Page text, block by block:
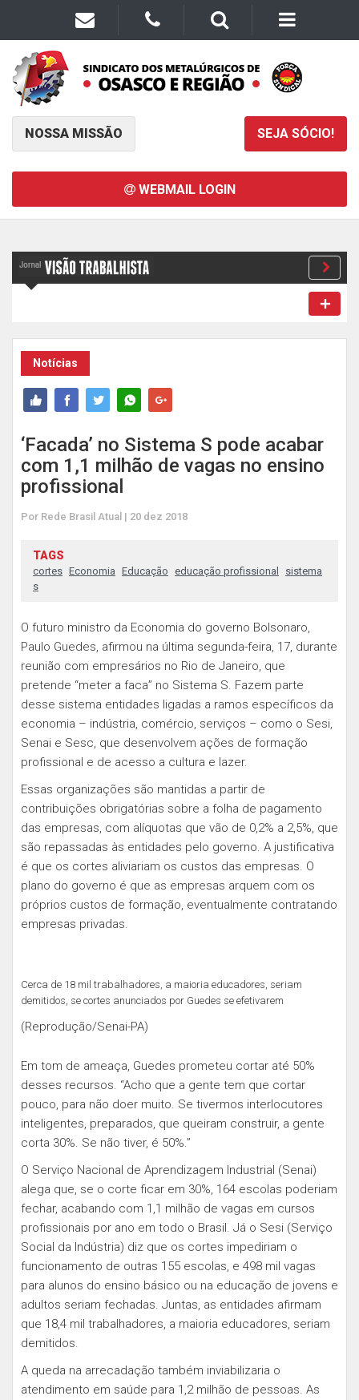
NOSSA MISSÃO SEJA SÓCIO!
WEBMAIL LOGIN
Notícias
‘Facada’ no Sistema S pode acabar
com 1,1 milhão de vagas no ensino
profissional
Por Rede Brasil Atual | 20 dez 2018
TAGS
cortes Economia Educação educação profissional
sistema
s
O futuro ministro da Economia do governo Bolsonaro,
Paulo Guedes, afirmou na última segunda-feira, 17, durante
reunião com empresários no Rio de Janeiro, que
pretende “meter a faca” no Sistema S. Fazem parte
desse sistema entidades ligadas a ramos específicos da
economia – indústria, comércio, serviços – como o Sesi,
Senai e Sesc, que desenvolvem ações de formação
profissional e de acesso a cultura e lazer.
Essas organizações são mantidas a partir de
contribuições obrigatórias sobre a folha de pagamento
das empresas, com alíquotas que vão de 0,2% a 2,5%, que
são repassadas às entidades pelo governo. A justificativa
é que os cortes aliviariam os custos das empresas. O
plano do governo é que as empresas arquem com os
próprios custos de formação, eventualmente contratando
empresas privadas.
Cerca de 18 mil trabalhadores, a maioria educadores, seriam
demitidos, se cortes anunciados por Guedes se efetivarem
(Reprodução/Senai-PA)
Em tom de ameaça, Guedes prometeu cortar até 50%
desses recursos. “Acho que a gente tem que cortar
pouco, para não doer muito. Se tivermos interlocutores
inteligentes, preparados, que queiram construir, a gente
corta 30%. Se não tiver, é 50%.”
O Serviço Nacional de Aprendizagem Industrial (Senai)
alega que, se o corte ficar em 30%, 164 escolas poderiam
fechar, acabando com 1,1 milhão de vagas em cursos
profissionais por ano em todo o Brasil. Já o Sesi (Serviço
Social da Indústria) diz que os cortes impediriam o
funcionamento de outras 155 escolas, e 498 mil vagas
para alunos do ensino básico ou na educação de jovens e
adultos seriam fechadas. Juntas, as entidades afirmam
que 18,4 mil trabalhadores, a maioria educadores, seriam
demitidos.
A queda na arrecadação também inviabilizaria o
atendimento em saúde para 1,2 milhão de pessoas. As